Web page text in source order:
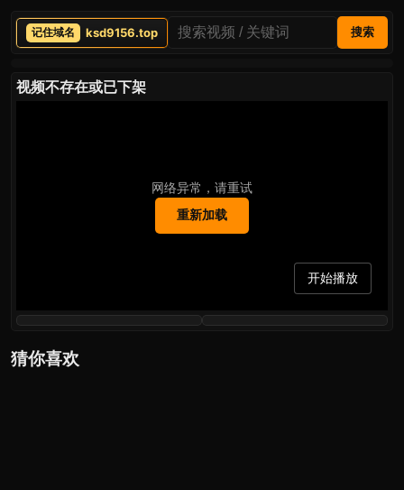
ksd9156.top 搜索
视频不存在或已下架
网络异常，请重试
重新加载
开始播放
猜你喜欢